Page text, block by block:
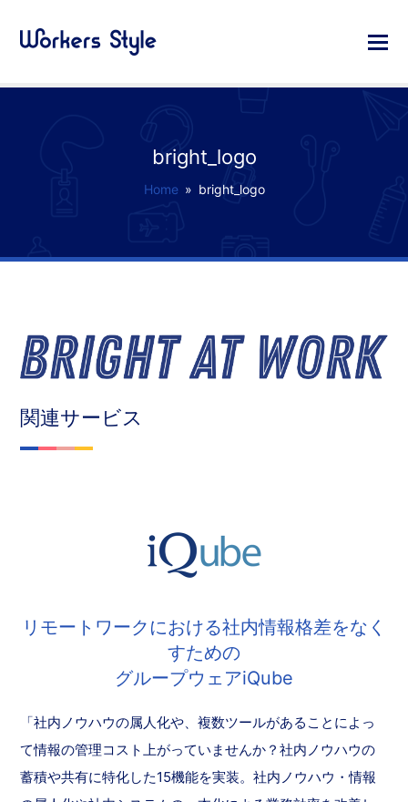
bright_logo
Home » bright_logo
関連サービス
リモートワークにおける社内情報格差をなく
すための
グループウェアiQube
「社内ノウハウの属人化や、複数ツールがあることによっ
て情報の管理コスト上がっていませんか？社内ノウハウの
蓄積や共有に特化した15機能を実装。社内ノウハウ・情報